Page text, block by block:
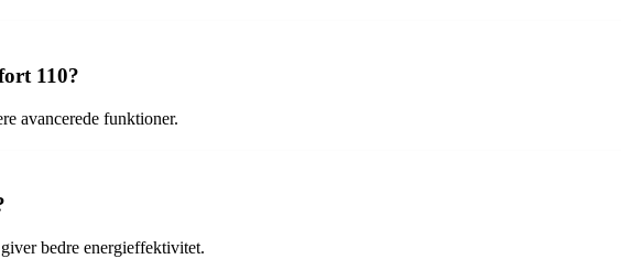
110?
avancerede funktioner.
bedre energieffektivitet.